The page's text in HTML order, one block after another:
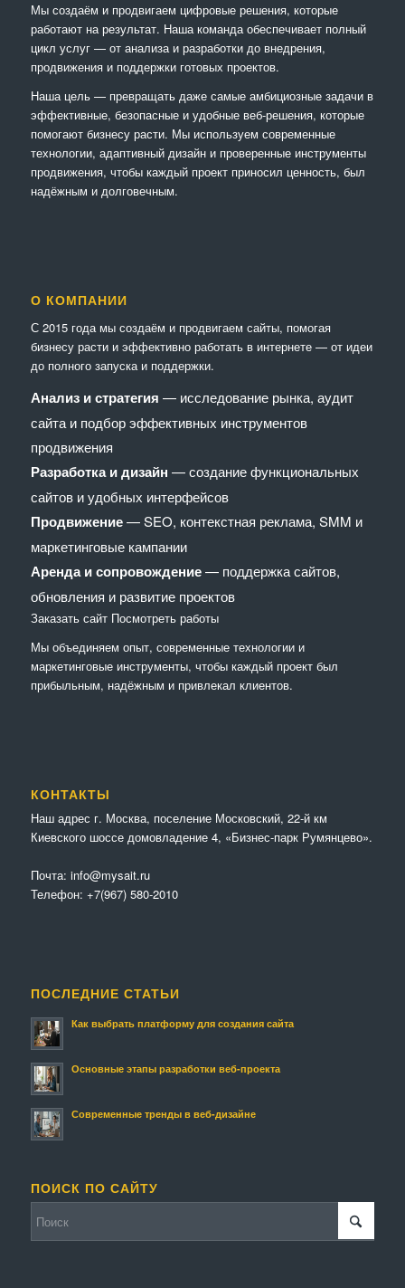
Мы создаём и продвигаем цифровые решения, которые
работают на результат. Наша команда обеспечивает полный
цикл услуг — от анализа и разработки до внедрения,
продвижения и поддержки готовых проектов.
Наша цель — превращать даже самые амбициозные задачи в
эффективные, безопасные и удобные веб-решения, которые
помогают бизнесу расти. Мы используем современные
технологии, адаптивный дизайн и проверенные инструменты
продвижения, чтобы каждый проект приносил ценность, был
надёжным и долговечным.
О КОМПАНИИ
С 2015 года мы создаём и продвигаем сайты, помогая
бизнесу расти и эффективно работать в интернете — от идеи
до полного запуска и поддержки.
Анализ и стратегия — исследование рынка, аудит
сайта и подбор эффективных инструментов
продвижения
Разработка и дизайн — создание функциональных
сайтов и удобных интерфейсов
Продвижение— SEO, контекстная реклама, SMM и
маркетинговые кампании
Аренда и сопровождение— поддержка сайтов,
обновления и развитие проектов
Заказать сайт Посмотреть работы
Мы объединяем опыт, современные технологии и
маркетинговые инструменты, чтобы каждый проект был
прибыльным, надёжным и привлекал клиентов.
КОНТАКТЫ
Наш адрес г. Москва, поселение Московский, 22-й км
Киевского шоссе домовладение 4, «Бизнес-парк Румянцево».
Почта: info@mysait.ru
Телефон: +7(967) 580-2010
ПОСЛЕДНИЕ СТАТЬИ
Как выбрать платформу для создания сайта
Основные этапы разработки веб-проекта
Современные тренды в веб-дизайне
ПОИСК ПО САЙТУ